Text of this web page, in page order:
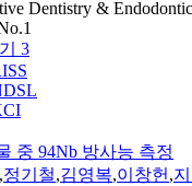
Dentistry &
3
중 94Nb 방사능 측정
,정기철,김영복,이창헌,